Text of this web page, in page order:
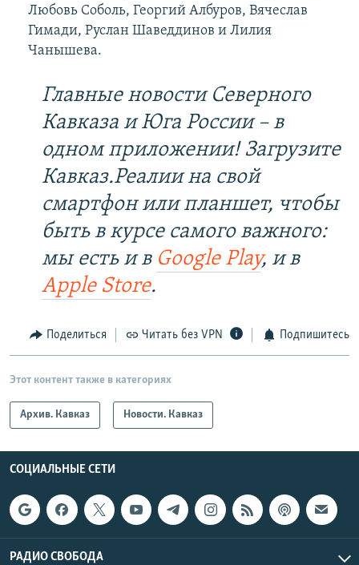
Любовь Соболь, Георгий Албуров, Вячеслав
Гимади, Руслан Шаведдинов и Лилия
Чанышева.
Главные новости Северного
Кавказа и Юга России – в
одном приложении! Загрузите
Кавказ.Реалии на свой
смартфон или планшет, чтобы
быть в курсе самого важного:
мы есть и в Google Play, и в
Apple Store.
Поделиться Читать без VPN Подпишитесь
Этот контент также в категориях
Архив. Кавказ Новости. Кавказ
СОЦИАЛЬНЫЕ СЕТИ
РАДИО СВОБОДА